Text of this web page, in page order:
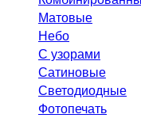
Матовые
Небо
С узорами
Сатиновые
Светодиодные
Фотопечать